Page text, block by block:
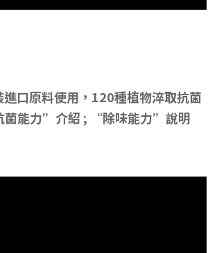
口原料使用，120種植物淬取抗菌
菌能力”介紹 ; “除味能力”說明